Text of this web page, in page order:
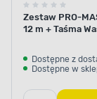
Zestaw PRO-
12 m + Taśma
Dostępne z
Dostępne w